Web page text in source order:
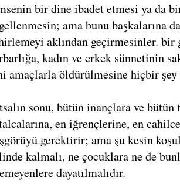
bir dine ibadet etmesi ya da
ama bunu başkalarına
aklından geçirmesinler. bir
kadın ve erkek sünnetinin
amaçlarla öldürülmesine hiçbir
sonu, bütün inançlara ve bütün
en iğrençlerine, en
gerektirir; ama şu kesin
kalmalı, ne çocuklara ne de
dayatılmalıdır.